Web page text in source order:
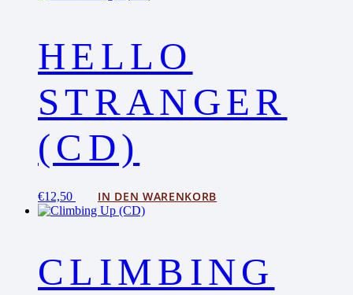
HELLO
STRANGER
(CD)
€12,50 IN DEN WARENKORB
CLIMBING